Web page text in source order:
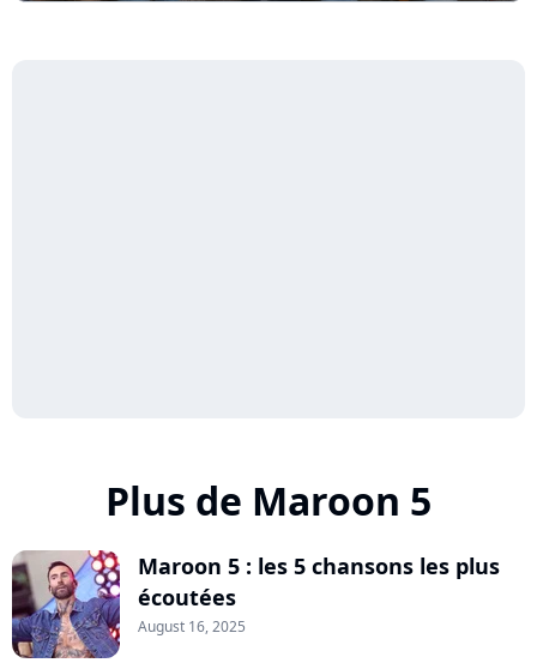
Plus de Maroon 5
Maroon 5 : les 5 chansons les plus
écoutées
August 16, 2025